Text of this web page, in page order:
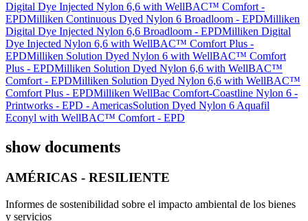
Digital Dye Injected Nylon 6,6 with WellBAC™ Comfort -
EPDMilliken Continuous Dyed Nylon 6 Broadloom - EPDMilliken
Digital Dye Injected Nylon 6,6 Broadloom - EPDMilliken Digital
Dye Injected Nylon 6,6 with WellBAC™ Comfort Plus -
EPDMilliken Solution Dyed Nylon 6 with WellBAC™ Comfort
Plus - EPDMilliken Solution Dyed Nylon 6,6 with WellBAC™
Comfort - EPDMilliken Solution Dyed Nylon 6,6 with WellBAC™
Comfort Plus - EPDMilliken WellBac Comfort-Coastline Nylon 6 -
Printworks - EPD - AmericasSolution Dyed Nylon 6 Aquafil
Econyl with WellBAC™ Comfort - EPD
show documents
AMÉRICAS - RESILIENTE
Informes de sostenibilidad sobre el impacto ambiental de los bienes
y servicios